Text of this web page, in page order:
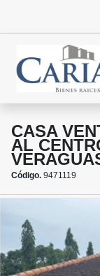
CASA
AL
Código. 9471119